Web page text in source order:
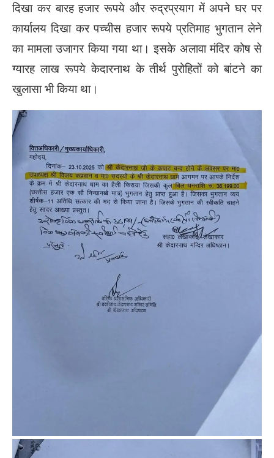
दिखा कर बारह हजार रूपये और रुद्रप्रयाग में अपने घर पर
कार्यालय दिखा कर पच्चीस हजार रूपये प्रतिमाह भुगतान लेने
का मामला उजागर किया गया था। इसके अलावा मंदिर कोष से
ग्यारह लाख रूपये केदारनाथ के तीर्थ पुरोहितों को बांटने का
खुलासा भी किया था।